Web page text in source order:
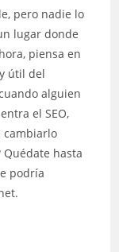
pero nadie lo
lugar donde
piensa en
útil del
alguien
el SEO,
cambiarlo
Quédate hasta
podría